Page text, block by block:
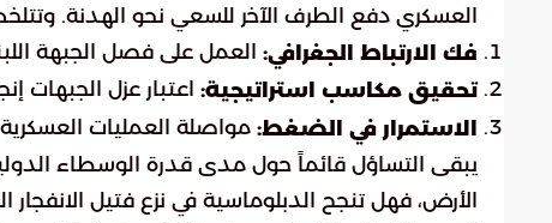
العسكري دفع الطرف الآخر للسعي نحو الهدنة. وتتلخص
فك الارتباط الجغرافي: العمل على فصل الجبهة
تحقيق مكاسب استراتيجية: اعتبار عزل الجبهات
الاستمرار في الضغط: مواصلة العمليات
يبقى التساؤل قائماً حول مدى قدرة الوسطاء
الأرض، فهل تنجح الدبلوماسية في نزع فتيل